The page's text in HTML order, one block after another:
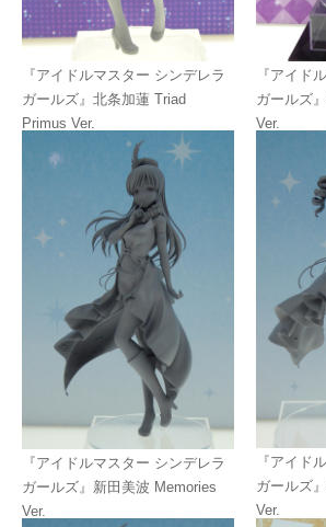
『アイドルマスター シンデレラ
ガールズ』北条加蓮 Triad
Primus Ver.
『アイド
ガールズ
Ver.
『アイドルマスター シンデレラ
ガールズ』新田美波 Memories
Ver.
『アイド
ガールズ
Ver.